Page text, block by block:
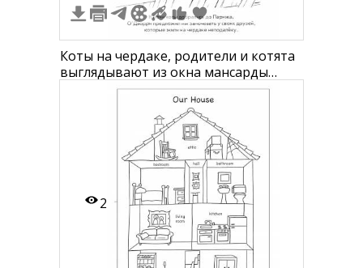
Коты на чердаке, родители и котята
выглядывают из окна мансарды
ночью, луна на заднем плане
2